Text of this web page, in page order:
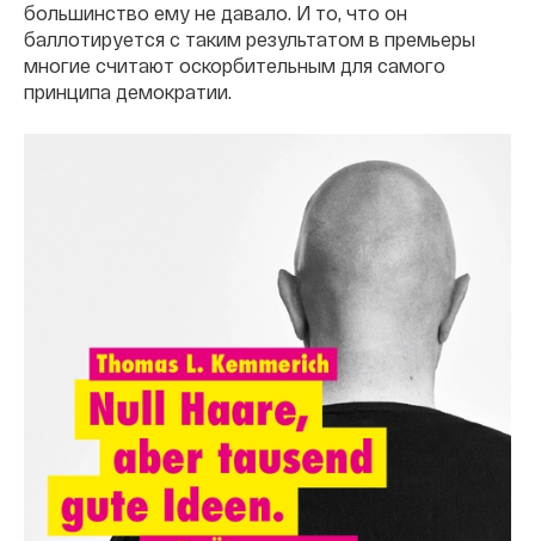
большинство ему не давало. И то, что он
баллотируется с таким результатом в премьеры
многие считают оскорбительным для самого
принципа демократии.